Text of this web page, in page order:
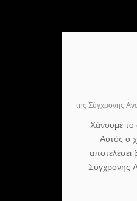
της Σύγχρονης
Χάνουμε το
Αυτός ο
αποτελέσει
Σύγχρονης